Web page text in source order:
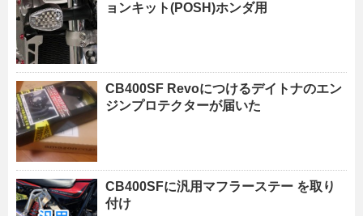
ョンキット(POSH)ホンダ用
CB400SF Revoにつけるデイトナのエン
ジンプロテクターが届いた
CB400SFに汎用マフラーステー を取り
付け